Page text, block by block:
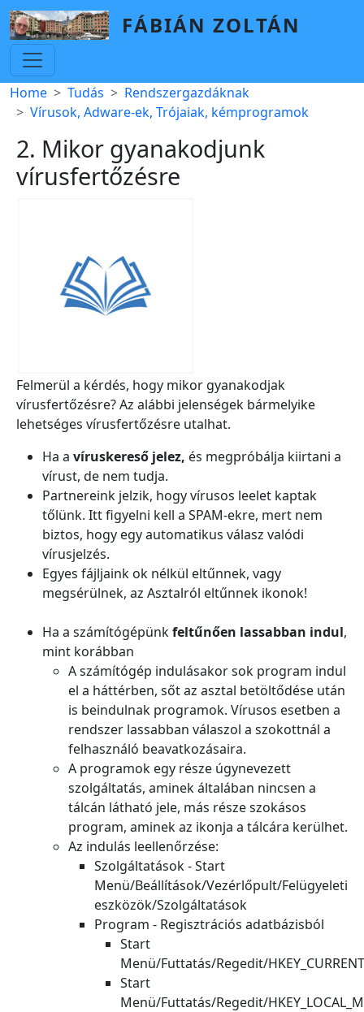
Skip to main content
FÁBIÁN ZOLTÁN
Breadcrumb
Home Tudás
Rendszergazdáknak
Vírusok, Adware-ek, Trójaiak, kémprogramok
2. Mikor gyanakodjunk
vírusfertőzésre
Felmerül a kérdés, hogy mikor gyanakodjak
vírusfertőzésre? Az alábbi jelenségek bármelyike
lehetséges vírusfertőzésre utalhat.
Ha a víruskereső jelez, és megpróbálja kiirtani a
vírust, de nem tudja.
Partnereink jelzik, hogy vírusos leelet kaptak
tőlünk. Itt figyelni kell a SPAM-ekre, mert nem
biztos, hogy egy automatikus válasz valódi
vírusjelzés.
Egyes fájljaink ok nélkül eltűnnek, vagy
megsérülnek, az Asztalról eltűnnek ikonok!
Ha a számítógépünkfeltűnően lassabban indul,
mint korábban
A számítógép indulásakor sok program indul
el a háttérben, sőt az asztal betöltődése után
is beindulnak programok. Vírusos esetben a
rendszer lassabban válaszol a szokottnál a
felhasználó beavatkozásaira.
A programok egy része úgynevezett
szolgáltatás, aminek általában nincsen a
tálcán látható jele, más része szokásos
program, aminek az ikonja a tálcára kerülhet.
Az indulás leellenőrzése:
Szolgáltatások - Start
Menü/Beállítások/Vezérlőpult/Felügyeleti
eszközök/Szolgáltatások
Program - Regisztrációs adatbázisból
Start
Menü/Futtatás/Regedit/
Start
Menü/Futtatás/Regedit/